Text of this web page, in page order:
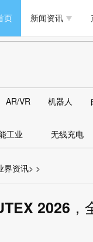
页 新闻资讯
新能源
马达电机技术
大数据/云
PC/周边
马达电机技术
大数据/云
AR/VR 机器人
工业 无线充电
>
界资讯 >
2026